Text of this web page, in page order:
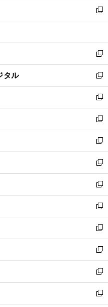
く
で
開
ド
ウ
開
く
ィ
ン
ウ
で
開
く
い
ウ
ン
ド
ウ
で
開
く
新
し
ウ
ィ
ン
ド
ウ
で
開
く
新
し
い
ウ
ィ
ン
ド
ウ
で
開
く
タル
新
し
い
ウ
ィ
ン
ド
ウ
で
開
く
新
し
い
ウ
ィ
ン
ド
ウ
で
開
く
新
し
い
ウ
ィ
ン
ド
ウ
で
開
く
新
し
い
ウ
ィ
ン
ド
ウ
で
開
く
新
し
い
ウ
ィ
ン
ド
ウ
で
開
く
新
し
い
ウ
ィ
ン
ド
ウ
で
開
く
新
し
い
ウ
ィ
ン
ド
ウ
で
開
新
し
い
ウ
ィ
ン
ド
ウ
新
し
い
ウ
ィ
ン
新
し
い
新